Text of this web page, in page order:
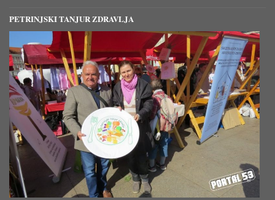
PETRINJSKI TANJUR ZDRAVLJA